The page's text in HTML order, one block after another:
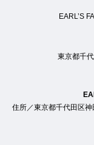
EARL’S
東京都千
住所／東京都千代田区